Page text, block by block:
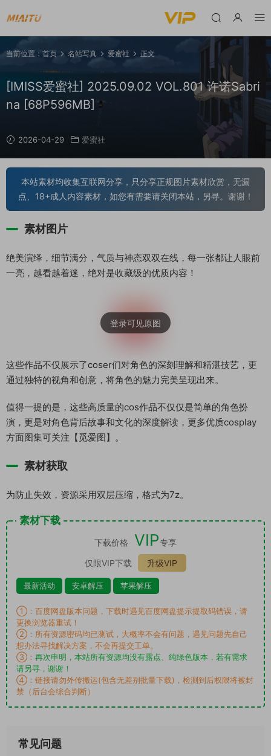
当前位置： 首页 名站写真 爱蜜社 正文
[IMISS爱蜜社] 2025.09.02 VOL.801 许诺Sabri
na [68P596MB]
2026-04-29 爱蜜社
本站素材均收集互联网分享，只分享正规图片素材欣赏，无漏
点、18+成人内容素材，如您有需要请关闭本站，另寻。谢谢！
素材图片
绝美演绎，细节满分，气质与神态双双在线，每一张都让人眼前
一亮，越看越着迷，绝对是收藏级的优质内容！
这些作品不仅展示了coser们对角色的深刻理解和精湛技艺，更
通过独特的视角和创意，将角色的魅力完美呈现出来。
值得一提的是，这些高质量的cos作品不仅仅是简单的角色扮
演，更是对角色背后故事和文化的深度解读，更多优质cosplay
方面图集可关注【觅爱图】。
素材获取
为防止失效，资源采用双层压缩，格式为7z。
素材下载
下载价格 VIP专享
仅限VIP下载
升级VIP
最新活动 安卓解压 苹果解压
①：百度网盘版本问题，下载时遇见百度网盘提示提取码错误，请
更换浏览器重试！
②：所有资源密码均已测试，大概率不会有问题，遇见问题先自己
想办法寻找解决方案，不会再提交工单。
③： 再次申明，本站所有资源均没有露点、纯绿色版本，若有需求
请另寻，谢谢！
④：链接请勿外传搬运(包含无差别批量下载)，检测到后权限将被封
禁（后台会综合判断）
常见问题